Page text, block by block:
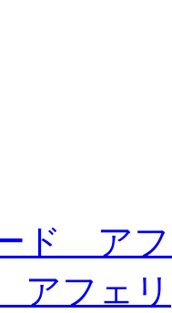
ド ア
アフェリ